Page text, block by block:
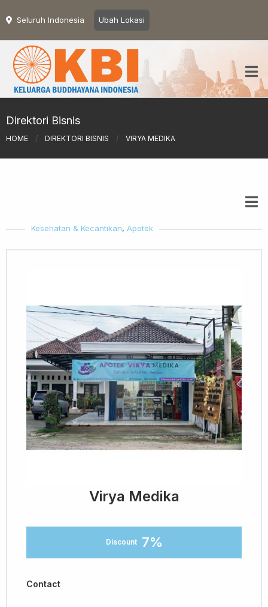
Seluruh Indonesia Ubah Lokasi
Direktori Bisnis
HOME / DIREKTORI BISNIS / VIRYA MEDIKA
Kesehatan & Kecantikan, Apotek
Virya Medika
Discount 7%
Contact